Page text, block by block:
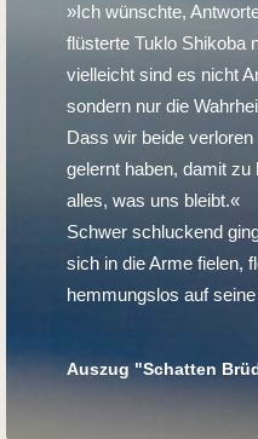
»Ich wünschte,
flüsterte Tuklo Shikoba
vielleicht sind es nicht
sondern nur die
Dass wir beide
gelernt haben, damit
alles, was uns bleibt.«
Schwer schluckend
sich in die Arme fielen,
hemmungslos auf
Auszug "Schatten